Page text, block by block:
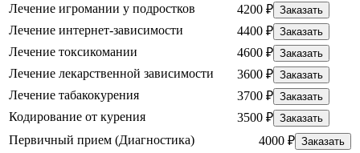
Лечение игромании у подростков 4200 ₽ Заказать
Лечение интернет-зависимости 4400 ₽ Заказать
Лечение токсикомании 4600 ₽ Заказать
Лечение лекарственной зависимости 3600 ₽ Заказать
Лечение табакокурения 3700 ₽ Заказать
Кодирование от курения 3500 ₽ Заказать
Первичный прием (Диагностика) 4000 ₽ Заказать